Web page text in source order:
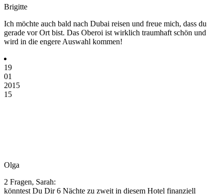
Brigitte
Ich möchte auch bald nach Dubai reisen und freue mich, dass du
gerade vor Ort bist. Das Oberoi ist wirklich traumhaft schön und
wird in die engere Auswahl kommen!
19
01
2015
15
Olga
2 Fragen, Sarah:
könntest Du Dir 6 Nächte zu zweit in diesem Hotel finanziell